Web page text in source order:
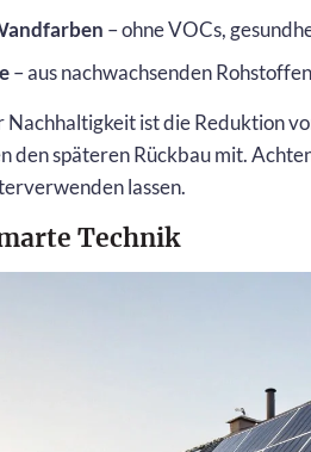
– ohne VOCs,
– aus nachwachsenden
ist die Reduktion
späteren Rückbau mit.
lassen.
Technik